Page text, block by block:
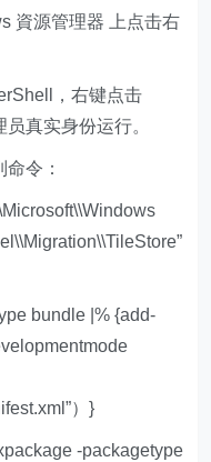
源管理器 上点击右
，右键点击
真实身份运行。
令：
bundle |% {add-
）}
-packagetype